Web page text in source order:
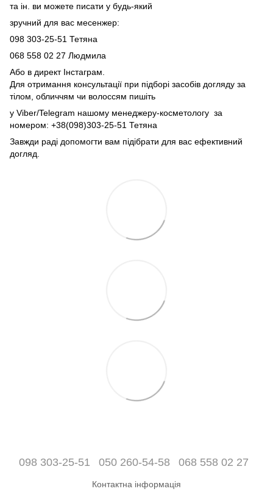
та ін. ви можете писати у будь-який
зручний для вас месенжер:
098 303-25-51 Тетяна
068 558 02 27 Людмила
Або в директ Інстаграм.
Для отримання консультації при підборі засобів догляду за
тілом, обличчям чи волоссям пишіть
у Viber/Telegram нашому менеджеру-косметологу за
номером: +38(098)303-25-51 Тетяна
Завжди раді допомогти вам підібрати для вас ефективний
догляд.
098 303-25-51 050 260-54-58 068 558 02 27
Контактна інформація